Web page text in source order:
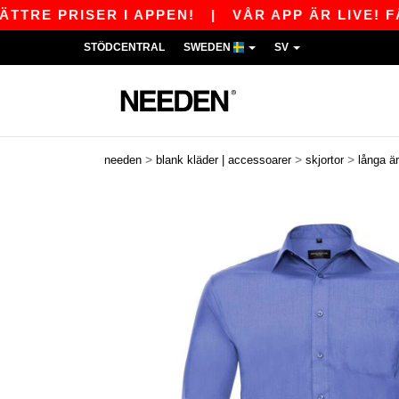
I APPEN!|VÅR APP ÄR LIVE! FÅ 110
STÖDCENTRAL SWEDEN SV
needen > blank kläder | accessoarer > skjortor > långa